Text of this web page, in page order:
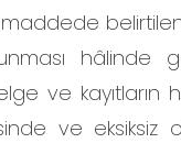
hâlinde
ve kayıtların
ve